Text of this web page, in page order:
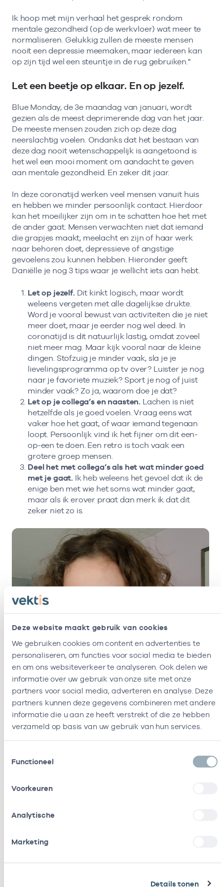
Deze website maakt gebruik van cookies
We gebruiken cookies om content en advertenties te
personaliseren, om functies voor social media te bieden
en om ons websiteverkeer te analyseren. Ook delen we
informatie over uw gebruik van onze site met onze
partners voor social media, adverteren en analyse. Deze
partners kunnen deze gegevens combineren met andere
informatie die u aan ze heeft verstrekt of die ze hebben
verzameld op basis van uw gebruik van hun services.
Functioneel
Voorkeuren
Analytische
Marketing
Details tonen
Ik hoop met mijn verhaal het gesprek rondom
mentale gezondheid (op de werkvloer) wat meer te
normaliseren. Gelukkig zullen de meeste mensen
nooit een depressie meemaken, maar iedereen kan
op zijn tijd wel een steuntje in de rug gebruiken."
Let een beetje op elkaar. En op jezelf.
Blue Monday, de 3e maandag van januari, wordt
gezien als de meest deprimerende dag van het jaar.
De meeste mensen zouden zich op deze dag
neerslachtig voelen. Ondanks dat het bestaan van
deze dag nooit wetenschappelijk is aangetoond is
het wel een mooi moment om aandacht te geven
aan mentale gezondheid. En zeker dit jaar.
In deze coronatijd werken veel mensen vanuit huis
en hebben we minder persoonlijk contact. Hierdoor
kan het moeilijker zijn om in te schatten hoe het met
de ander gaat. Mensen verwachten niet dat iemand
die grapjes maakt, meelacht en zijn of haar werk
naar behoren doet, depressieve of angstige
gevoelens zou kunnen hebben. Hieronder geeft
Daniëlle je nog 3 tips waar je wellicht iets aan hebt.
Let op jezelf. Dit kinkt logisch, maar wordt
weleens vergeten met alle dagelijkse drukte.
Word je vooral bewust van activiteiten die je niet
meer doet, maar je eerder nog wel deed. In
coronatijd is dit natuurlijk lastig, omdat zoveel
niet meer mag. Maar kijk vooral naar de kleine
dingen. Stofzuig je minder vaak, sla je je
lievelingsprogramma op tv over? Luister je nog
naar je favoriete muziek? Sport je nog of juist
minder vaak? Zo ja, waarom doe je dat?
Let op je collega’s en naasten. Lachen is niet
hetzelfde als je goed voelen. Vraag eens wat
vaker hoe het gaat, of waar iemand tegenaan
loopt. Persoonlijk vind ik het fijner om dit een-
op-een te doen. Een retro is toch vaak een
grotere groep mensen.
Deel het met collega’s als het wat minder goed
met je gaat. Ik heb weleens het gevoel dat ik de
enige ben met wie het soms wat minder gaat,
maar als ik erover praat dan merk ik dat dit
zeker niet zo is.
evenementen over depressie, zelfmoord, mentale